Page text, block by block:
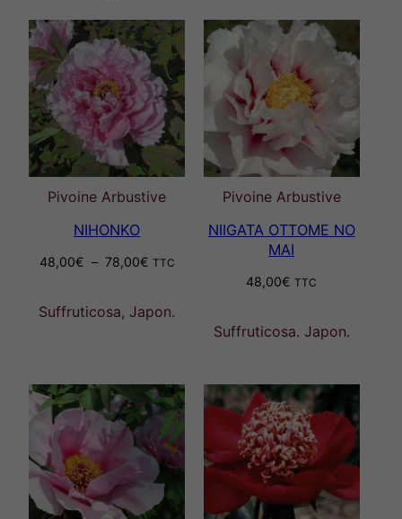
Pivoine Arbustive
NIHONKO
48,00€ – 78,00€Plage
48,00€
TTC
Suffruticosa, Japon.
Pivoine Arbustive
NIIGATA OTTOME NO
MAI
48,00€ TTC
Suffruticosa. Japon.